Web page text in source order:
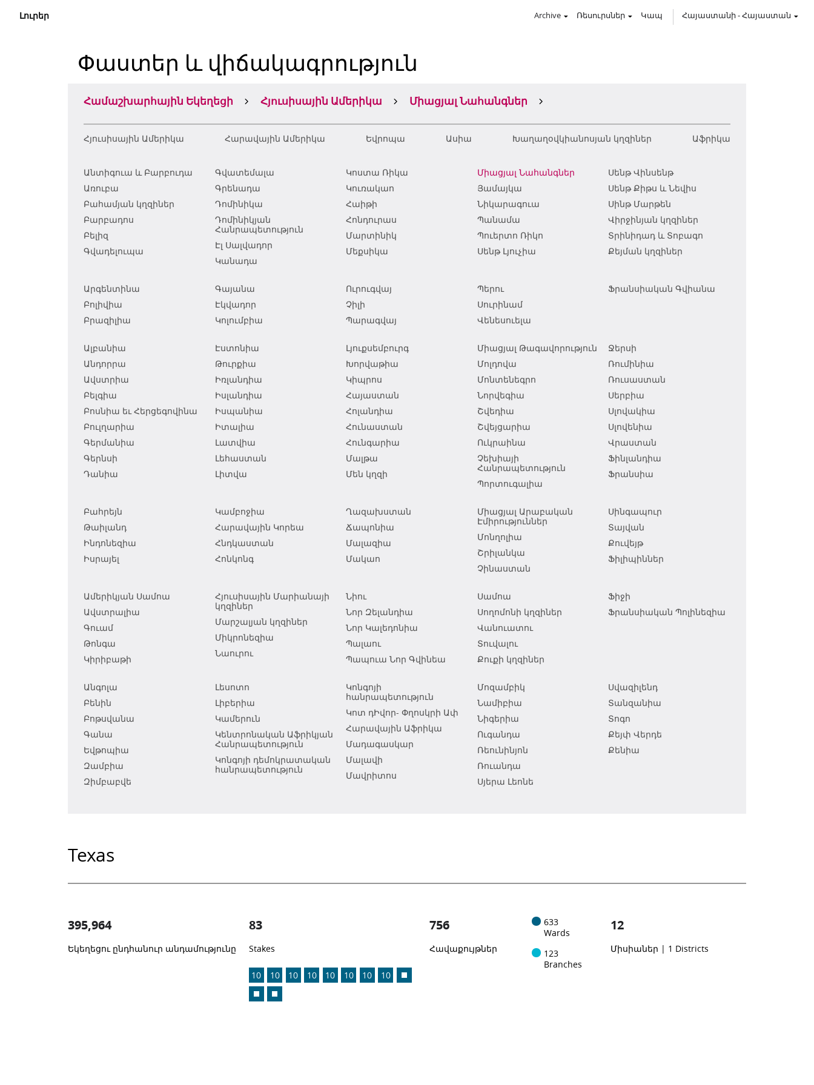
Լուրեր Archive Ռեսուրսներ Կապ Հայաստանի-Հայաստան
Փաստեր և վիճակագրություն
Համաշխարհային Եկեղեցի Հյուսիսային Ամերիկա Միացյալ Նահանգներ
Հյուսիսային Ամերիկա Հարավային Ամերիկա Եվրոպա Ասիա Խաղաղօվկիանոսյան կղզիներ Աֆրիկա
Անտիգուա և Բարբուդա
Առուբա
Բահամյան կղզիներ
Բարբադոս
Բելիզ
Գվադելուպա
Գվատեմալա
Գրենադա
Դոմինիկա
Դոմինիկյան
Հանրապետություն
Էլ Սալվադոր
Կանադա
Կոստա Ռիկա
Կուռակաո
Հաիթի
Հոնդուրաս
Մարտինիկ
Մեքսիկա
Միացյալ Նահանգներ
Յամայկա
Նիկարագուա
Պանամա
Պուերտո Ռիկո
Սենթ Լյուչիա
Սենթ Վինսենթ
Սենթ Քիթս և Նեվիս
Սինթ Մարթեն
Վիրջինյան կղզիներ
Տրինիդադ և Տոբագո
Քեյման կղզիներ
Արգենտինա
Բոլիվիա
Բրազիլիա
Գայանա
Էկվադոր
Կոլումբիա
Ուրուգվայ
Չիլի
Պարագվայ
Պերու
Սուրինամ
Վենեսուելա
Ֆրանսիական Գվիանա
Ալբանիա
Անդորրա
Ավստրիա
Բելգիա
Բոսնիա եւ Հերցեգովինա
Բուլղարիա
Գերմանիա
Գերնսի
Դանիա
Էստոնիա
Թուրքիա
Իռլանդիա
Իսլանդիա
Իսպանիա
Իտալիա
Լատվիա
Լեհաստան
Լիտվա
Լյուքսեմբուրգ
Խորվաթիա
Կիպրոս
Հայաստան
Հոլանդիա
Հունաստան
Հունգարիա
Մալթա
Մեն կղզի
Միացյալ Թագավորություն
Մոլդովա
Մոնտենեգրո
Նորվեգիա
Շվեդիա
Շվեյցարիա
Ուկրաինա
Չեխիայի
Հանրապետություն
Պորտուգալիա
Ջերսի
Ռումինիա
Ռուսաստան
Սերբիա
Սլովակիա
Սլովենիա
Վրաստան
Ֆինլանդիա
Ֆրանսիա
Բահրեյն
Թաիլանդ
Ինդոնեզիա
Իսրայել
Կամբոջիա
Հարավային Կորեա
Հնդկաստան
Հոնկոնգ
Ղազախստան
Ճապոնիա
Մալազիա
Մակաո
Միացյալ Արաբական
Էմիրություններ
Մոնղոլիա
Շրիլանկա
Չինաստան
Սինգապուր
Տայվան
Քուվեյթ
Ֆիլիպիններ
Ամերիկյան Սամոա
Ավստրալիա
Գուամ
Թոնգա
Կիրիբաթի
Հյուսիսային Մարիանայի
կղզիներ
Մարշալյան կղզիներ
Միկրոնեզիա
Նաուրու
Նիու
Նոր Զելանդիա
Նոր Կալեդոնիա
Պալաու
Պապուա Նոր Գվինեա
Սամոա
Սողոմոնի կղզիներ
Վանուատու
Տուվալու
Քուքի կղզիներ
Ֆիջի
Ֆրանսիական Պոլինեզիա
Անգոլա
Բենին
Բոթսվանա
Գանա
Եվթոպիա
Զամբիա
Զիմբաբվե
Լեսոտո
Լիբերիա
Կամերուն
Կենտրոնական Աֆրիկյան
Հանրապետություն
Կոնգոյի դեմոկրատական
հանրապետություն
Կոնգոյի
հանրապետություն
Կոտ դԻվոր- Փղոսկրի Ափ
Հարավային Աֆրիկա
Մադագասկար
Մալավի
Մավրիտոս
Մոզամբիկ
Նամիբիա
Նիգերիա
Ուգանդա
Ռեունինյոն
Ռուանդա
Սյերա Լեոնե
Սվազիլենդ
Տանզանիա
Տոգո
Քեյփ Վերդե
Քենիա
Texas
395,964
Եկեղեցու ընդհանուր անդամությունը
1 -in-
83
Stakes
10 10 10 10 10 10 10 10
756
Հավաքույթներ
633
Wards
123
Branches
12
Միսիաներ | 1 Districts